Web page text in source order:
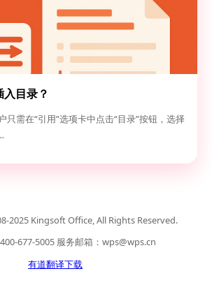
目录？
只需在“引用”选项卡中点击“目录”按钮，选择
2025 Kingsoft Office, All Rights Reserved.
677-5005 服务邮箱： wps@wps.cn
有道翻译下载